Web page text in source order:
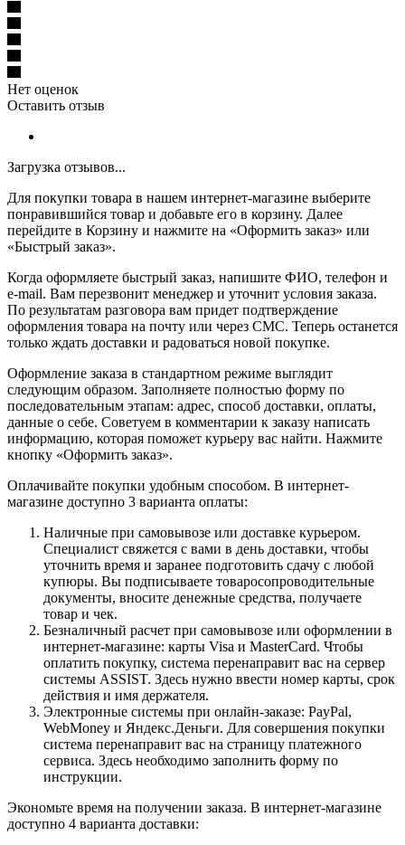
Нет оценок
Оставить отзыв
Загрузка отзывов...
Для покупки товара в нашем интернет-магазине выберите
понравившийся товар и добавьте его в корзину. Далее
перейдите в Корзину и нажмите на «Оформить заказ» или
«Быстрый заказ».
Когда оформляете быстрый заказ, напишите ФИО, телефон и
e-mail. Вам перезвонит менеджер и уточнит условия заказа.
По результатам разговора вам придет подтверждение
оформления товара на почту или через СМС. Теперь останется
только ждать доставки и радоваться новой покупке.
Оформление заказа в стандартном режиме выглядит
следующим образом. Заполняете полностью форму по
последовательным этапам: адрес, способ доставки, оплаты,
данные о себе. Советуем в комментарии к заказу написать
информацию, которая поможет курьеру вас найти. Нажмите
кнопку «Оформить заказ».
Оплачивайте покупки удобным способом. В интернет-
магазине доступно 3 варианта оплаты:
Наличные при самовывозе или доставке курьером.
Специалист свяжется с вами в день доставки, чтобы
уточнить время и заранее подготовить сдачу с любой
купюры. Вы подписываете товаросопроводительные
документы, вносите денежные средства, получаете
товар и чек.
Безналичный расчет при самовывозе или оформлении в
интернет-магазине: карты Visa и MasterCard. Чтобы
оплатить покупку, система перенаправит вас на сервер
системы ASSIST. Здесь нужно ввести номер карты, срок
действия и имя держателя.
Электронные системы при онлайн-заказе: PayPal,
WebMoney и Яндекс.Деньги. Для совершения покупки
система перенаправит вас на страницу платежного
сервиса. Здесь необходимо заполнить форму по
инструкции.
Экономьте время на получении заказа. В интернет-магазине
доступно 4 варианта доставки: